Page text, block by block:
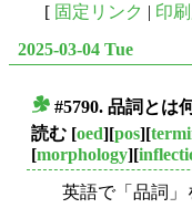
[ 固定リンク | 印
2025-03-04 Tue
#5790. 品詞とは
読む [oed][pos][
[morphology][
英語で「品詞」